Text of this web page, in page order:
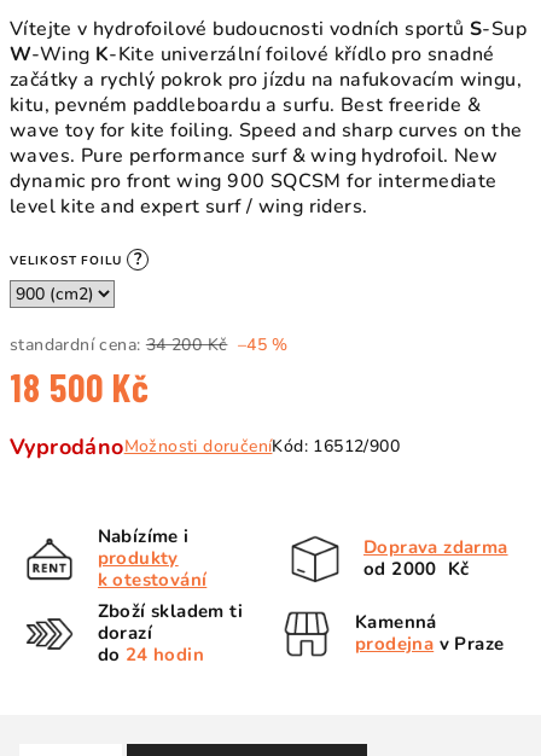
Vítejte v hydrofoilové budoucnosti vodních sportů S-Sup
W-Wing K-Kite univerzální foilové křídlo pro snadné
začátky a rychlý pokrok pro jízdu na nafukovacím wingu,
kitu, pevném paddleboardu a surfu. Best freeride &
wave toy for kite foiling. Speed and sharp curves on the
waves. Pure performance surf & wing hydrofoil. New
dynamic pro front wing 900 SQCSM for intermediate
level kite and expert surf / wing riders.
VELIKOST FOILU ?
standardní cena: 34 200 Kč –45 %
18 500 Kč
cena:
VyprodánoMožnosti doručeníKód: 16512/900
Nabízíme i
produkty
k otestování
Doprava zdarma
od 2000 Kč
Zboží skladem ti
dorazí
do 24 hodin
Kamenná
prodejna v Praze